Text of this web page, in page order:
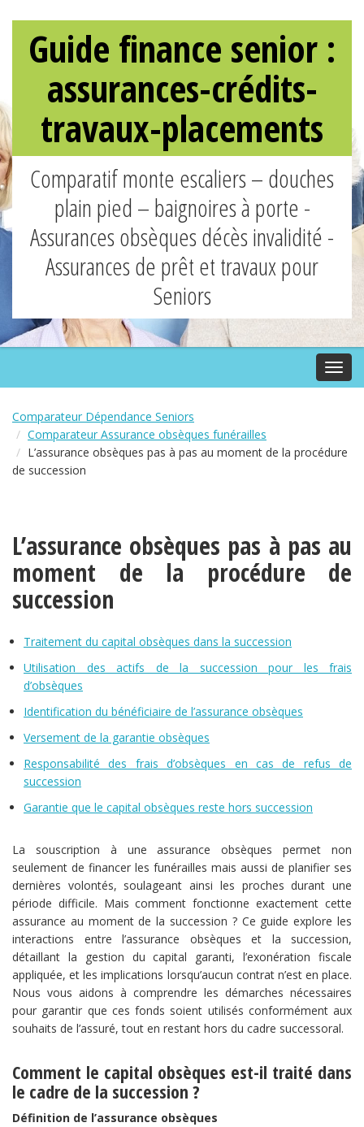
Guide finance senior :
assurances-crédits-
travaux-placements
Comparatif monte escaliers – douches
plain pied – baignoires à porte -
Assurances obsèques décès invalidité -
Assurances de prêt et travaux pour
Seniors
Comparateur Dépendance Seniors
Comparateur Assurance obsèques funérailles
L’assurance obsèques pas à pas au moment de la procédure
de succession
L’assurance obsèques pas à pas au
moment de la procédure de
succession
Traitement du capital obsèques dans la succession
Utilisation des actifs de la succession pour les frais
d’obsèques
Identification du bénéficiaire de l’assurance obsèques
Versement de la garantie obsèques
Responsabilité des frais d’obsèques en cas de refus de
succession
Garantie que le capital obsèques reste hors succession
La souscription à une assurance obsèques permet non
seulement de financer les funérailles mais aussi de planifier ses
dernières volontés, soulageant ainsi les proches durant une
période difficile. Mais comment fonctionne exactement cette
assurance au moment de la succession ? Ce guide explore les
interactions entre l’assurance obsèques et la succession,
détaillant la gestion du capital garanti, l’exonération fiscale
appliquée, et les implications lorsqu’aucun contrat n’est en place.
Nous vous aidons à comprendre les démarches nécessaires
pour garantir que ces fonds soient utilisés conformément aux
souhaits de l’assuré, tout en restant hors du cadre successoral.
Comment le capital obsèques est-il traité dans
le cadre de la succession ?
Définition de l’assurance obsèques